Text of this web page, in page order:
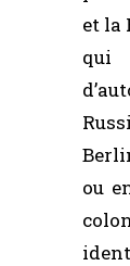
et la
qui
ou